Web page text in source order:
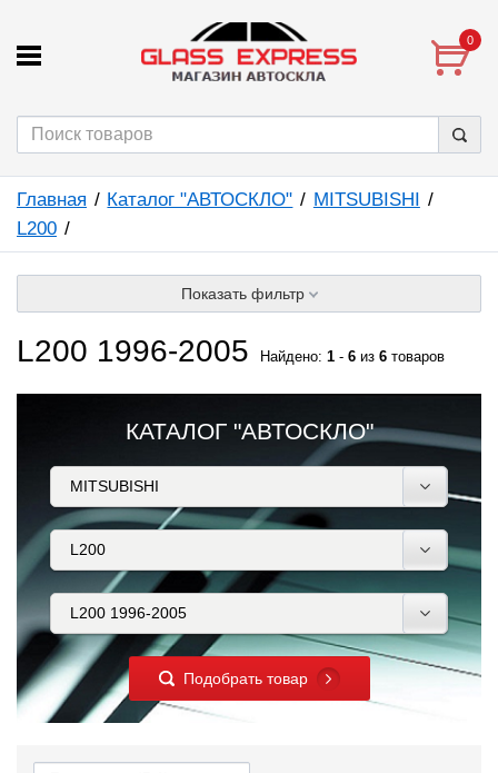
0
Главная Каталог "АВТОСКЛО"
MITSUBISHI
L200
Показать фильтр
L200 1996-2005 Найдено: 1 - 6 из 6 товаров
КАТАЛОГ "АВТОСКЛО"
Подобрать товар